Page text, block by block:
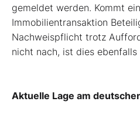
gemeldet werden. Kommt
Immobilientransaktion
Nachweispflicht trotz
nicht nach, ist dies ebenfalls
Aktuelle Lage am